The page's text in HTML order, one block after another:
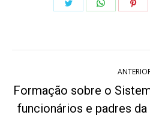
de
post:
Formação sobre o
funcionários e padres